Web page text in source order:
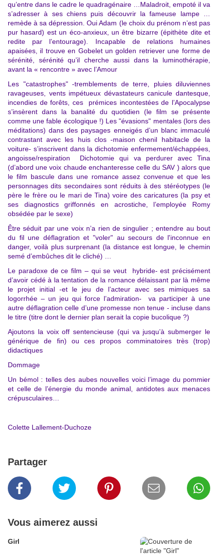
qu’entre dans le cadre le quadragénaire …Maladroit, empoté il va
s’adresser à ses chiens puis découvrir la fameuse lampe …
remède à sa dépression. Oui Adam (le choix du prénom n’est pas
pur hasard) est un éco-anxieux, un être bizarre (épithète dite et
redite par l’entourage). Incapable de relations humaines
apaisées, il trouve en Gobelet un golden retriever une forme de
sérénité, sérénité qu’il cherche aussi dans la luminothérapie,
avant la « rencontre » avec l’Amour
Les "catastrophes" -tremblements de terre, pluies diluviennes
ravageuses, vents impétueux dévastateurs canicule dantesque,
incendies de forêts, ces prémices incontestées de l’Apocalypse
s’insèrent dans la banalité du quotidien (le film se présente
comme une fable écologique !) Les "évasions" mentales (lors des
méditations) dans des paysages enneigés d’un blanc immaculé
contrastant avec les huis clos -maison chenil habitacle de la
voiture- s’inscrivent dans la dichotomie enfermement/échappées,
angoisse/respiration Dichotomie qui va perdurer avec Tina
(d’abord une voix chaude enchanteresse celle du SAV ) alors que
le film bascule dans une romance assez convenue et que les
personnages dits secondaires sont réduits à des stéréotypes (le
père le frère ou le mari de Tina) voire des caricatures (la psy et
ses diagnostics griffonnés en acrostiche, l’employée Romy
obsédée par le sexe)
Être séduit par une voix n’a rien de singulier ; entendre au bout
du fil une déflagration et "voler" au secours de l'inconnue en
danger, voilà plus surprenant (la distance est longue, le chemin
semé d’embûches dit le cliché) …
Le paradoxe de ce film – qui se veut hybride- est précisément
d’avoir cédé à la tentation de la romance délaissant par là même
le projet initial -et le jeu de l’acteur avec ses mimiques sa
logorrhée – un jeu qui force l’admiration- va participer à une
autre déflagration celle d’une promesse non tenue - incluse dans
le titre (titre dont le dernier plan serait la copie bucolique ?)
Ajoutons la voix off sentencieuse (qui va jusqu’à submerger le
générique de fin) ou ces propos comminatoires très (trop)
didactiques
Dommage
Un bémol : telles des aubes nouvelles voici l’image du pommier
et celle de l’énergie du monde animal, antidotes aux menaces
crépusculaires…
Colette Lallement-Duchoze
Partager
Vous aimerez aussi
Girl